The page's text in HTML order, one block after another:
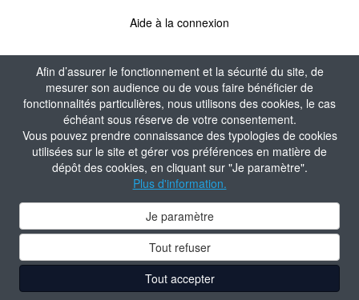
Afin d’assurer le fonctionnement et la sécurité du site, de
mesurer son audience ou de vous faire bénéficier de
fonctionnalités particulières, nous utilisons des cookies, le cas
échéant sous réserve de votre consentement.
Vous pouvez prendre connaissance des typologies de cookies
utilisées sur le site et gérer vos préférences en matière de
dépôt des cookies, en cliquant sur "Je paramètre".
Plus d'information.
Je paramètre
Tout refuser
Tout accepter
Aide à la connexion